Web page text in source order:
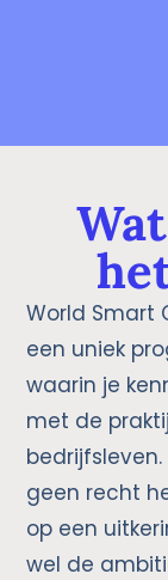
World Smart
een uniek
waarin je
met de
bedrijfsleven.
geen recht
op een
wel de